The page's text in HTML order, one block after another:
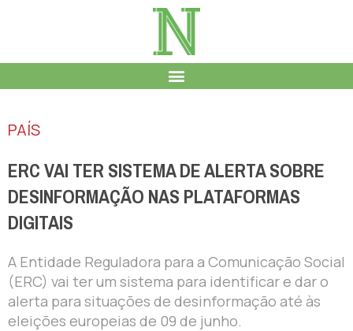
PAÍS
ERC VAI TER SISTEMA DE ALERTA SOBRE
DESINFORMAÇÃO NAS PLATAFORMAS
DIGITAIS
A Entidade Reguladora para a Comunicação Social
(ERC) vai ter um sistema para identificar e dar o
alerta para situações de desinformação até às
eleições europeias de 09 de junho.